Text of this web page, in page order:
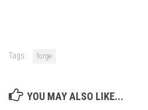
Tags: forge
YOU MAY ALSO LIKE...